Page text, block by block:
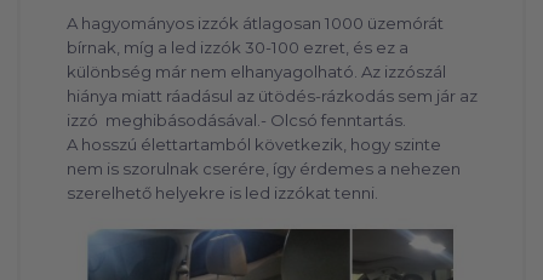
A hagyományos izzók átlagosan 1000 üzemórát
bírnak, míg a led izzók 30-100 ezret, és ez a
különbség már nem elhanyagolható. Az izzószál
hiánya miatt ráadásul az ütödés-rázkodás sem jár az
izzó meghibásodásával.- Olcsó fenntartás.
A hosszú élettartamból következik, hogy szinte
nem is szorulnak cserére, így érdemes a nehezen
szerelhető helyekre is led izzókat tenni.